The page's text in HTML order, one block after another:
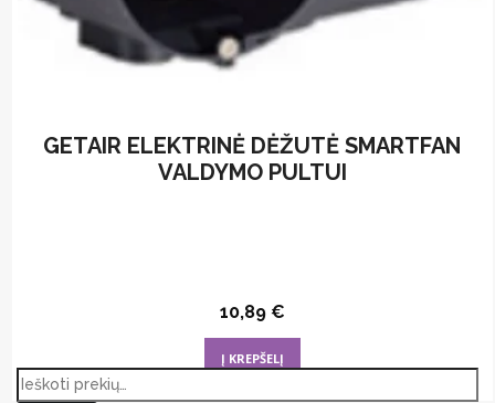
GETAIR ELEKTRINĖ DĖŽUTĖ SMARTFAN
VALDYMO PULTUI
10,89 €
Į KREPŠELĮ